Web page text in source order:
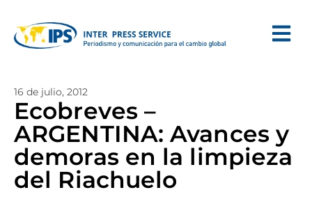
16 de julio, 2012
Ecobreves –
ARGENTINA: Avances y
demoras en la limpieza
del Riachuelo